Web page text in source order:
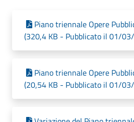
Piano triennale Opere
(320,4 KB - Pubblicato il 01/
Piano triennale Opere
(20,54 KB - Pubblicato il 01/